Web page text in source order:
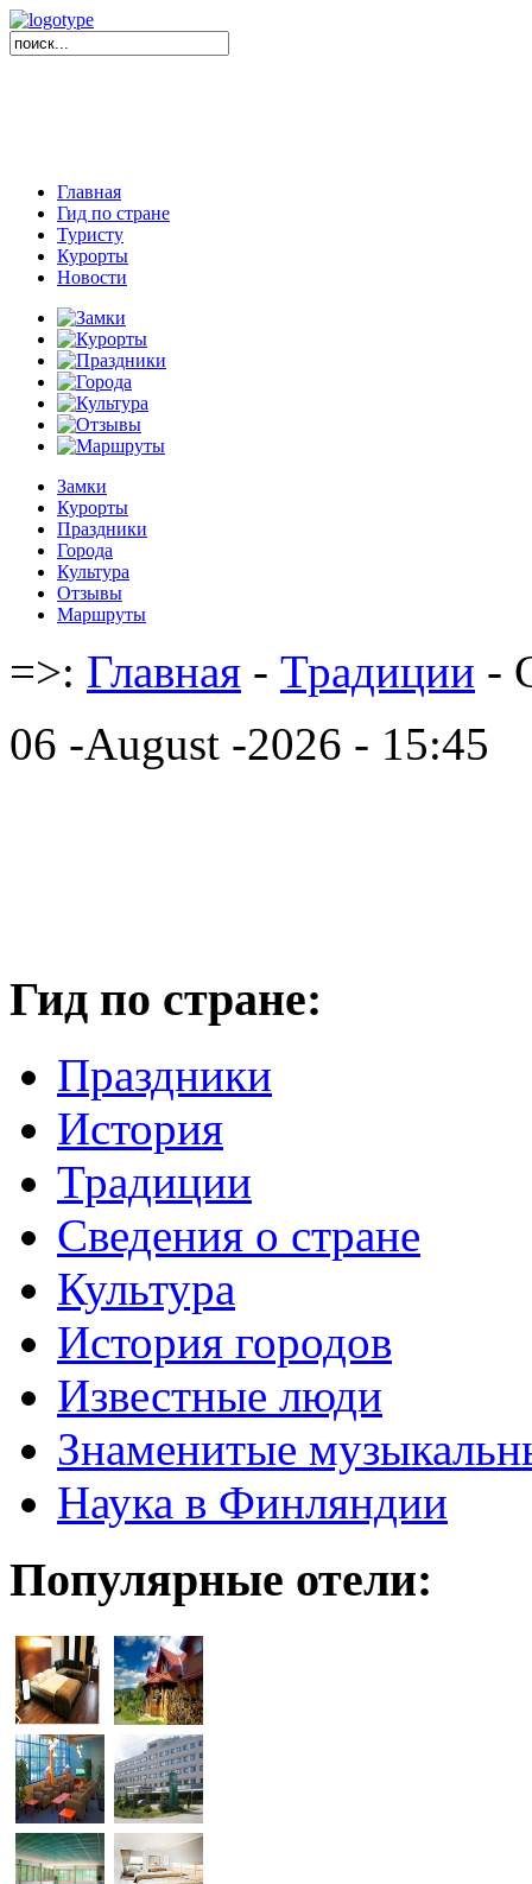
Главная
Гид по стране
Туристу
Курорты
Новости
Замки
Курорты
Праздники
Города
Культура
Отзывы
Маршруты
=>: Главная - Традиции -
06 -August -2026 - 15:45
Гид по стране:
Праздники
История
Традиции
Cведения о стране
Культура
История городов
Известные люди
Знаменитые
Наука в Финляндии
Популярные отели: